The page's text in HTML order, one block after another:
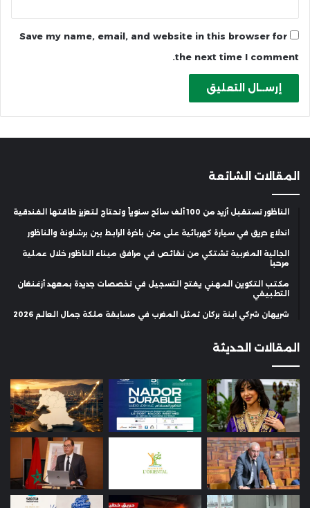
Save my name, email, and website in this browser for
the next time I comment.
المقالات الشائعة
الناظور تستقبل أزيد من 100 ألف سائح سنوياً وتحتاج لتعزيز طاقتها الفندقية
اندلاع حريق في سيارة كهربائية على متن باخرة الرابط بين برشلونة والناظور
الجالية المغربية تشتكي من نقائص في مرافق ميناء الناظور خلال عملية
مرحبا
مكتب التكوين المهني يفتح التسجيل في تخصصات جديدة بمعهد أزغنغان
التطبيقي
شريهان شركي ابنة بركان تمثل المغرب في مسابقة ملكة جمال العالم 2026
المقالات الحديثة